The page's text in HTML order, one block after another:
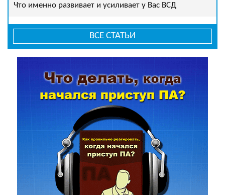
Что именно развивает и усиливает у Вас ВСД
ВСЕ СТАТЬИ